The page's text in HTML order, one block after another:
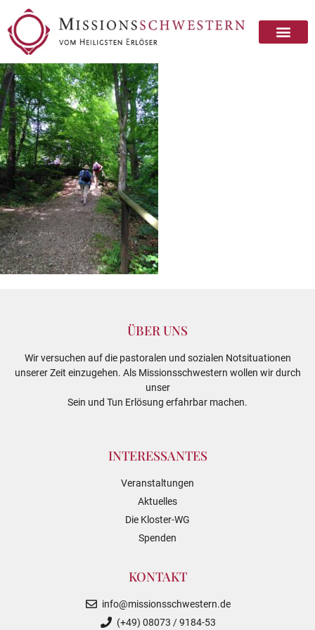
ÜBER UNS
Wir versuchen auf die pastoralen und sozialen Notsituationen
unserer Zeit einzugehen. Als Missionsschwestern wollen wir durch
unser
Sein und Tun Erlösung erfahrbar machen.
INTERESSANTES
Veranstaltungen
Aktuelles
Die Kloster-WG
Spenden
KONTAKT
info@missionsschwestern.de
(+49) 08073 / 9184-53